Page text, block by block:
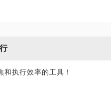
最大化的利益，尤为关键。当
工之间是一场心理博弈，以最
执行效率的工具！